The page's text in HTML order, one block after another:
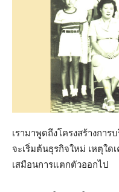
เรามาพูดถึงโครงสร้างกา
จะเริ่มต้นธุรกิจใหม่ เหตุใ
เสมือนการแตกตัวออกไป